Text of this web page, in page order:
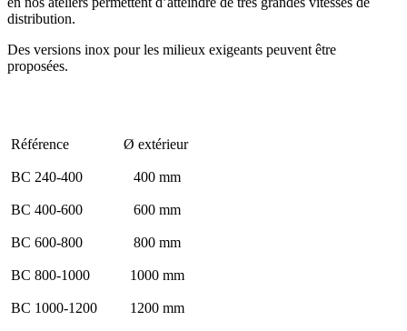
distribution.
Des versions inox pour les milieux exigeants peuvent être
proposées.
Référence Ø extérieur
BC 240-400 400 mm
BC 400-600 600 mm
BC 600-800 800 mm
BC 800-1000 1000 mm
BC 1000-1200 1200 mm